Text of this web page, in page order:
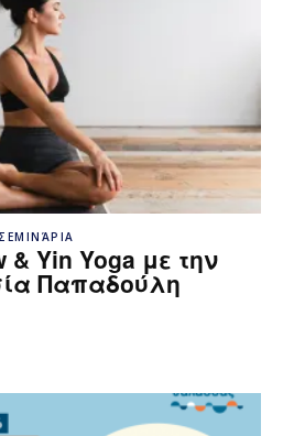
ΣΕΜΙΝΆΡΙΑ
& Yin Yoga με την
Παπαδούλη